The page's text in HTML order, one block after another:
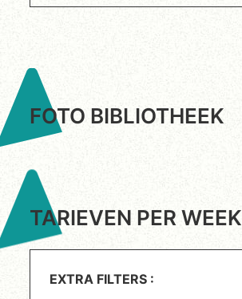
FOTO BIBLIOTHEEK
TARIEVEN PER WEEK
EXTRA FILTERS :